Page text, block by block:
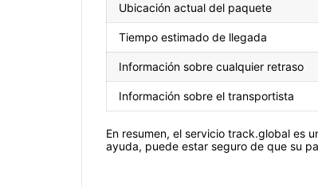
Ubicación actual del paquete
Tiempo estimado de llegada
Información sobre cualquier retraso
Información sobre el transportista
En resumen, el servicio track.global es
ayuda, puede estar seguro de que su